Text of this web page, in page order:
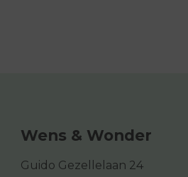
Wens & Wonder
Guido Gezellelaan 24